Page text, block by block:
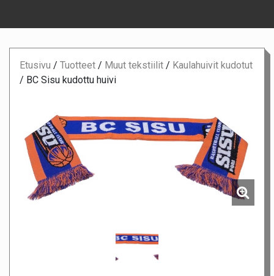
Etusivu / Tuotteet / Muut tekstiilit / Kaulahuivit kudotut
/ BC Sisu kudottu huivi